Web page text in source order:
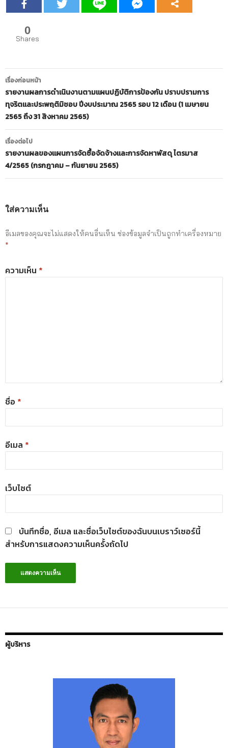
0
Shares
เมนู
นำทาง
เรื่อง
เรื่องก่อนหน้า
รายงานผลการดำเนินงานตามแผนปฏิบัติการป้องกัน ปราบปรามการ
ทุจริตและประพฤติมิชอบ ปีงบประมาณ 2565 รอบ 12 เดือน (1 เมษายน
2565 ถึง 31 สิงหาคม 2565)
เรื่องต่อไป
รายงานผลของแผนการจัดซื้อจัดจ้างและการจัดหาพัสดุ ไตรมาส
4/2565 (กรกฎาคม – กันยายน 2565)
ใส่ความเห็น
อีเมลของคุณจะไม่แสดงให้คนอื่นเห็น ช่องข้อมูลจำเป็นถูกทำเครื่องหมาย
*
ความเห็น *
ชื่อ *
อีเมล *
เว็บไซต์
บันทึกชื่อ, อีเมล และชื่อเว็บไซต์ของฉันบนเบราว์เซอร์นี้
สำหรับการแสดงความเห็นครั้งถัดไป
ผู้บริหาร